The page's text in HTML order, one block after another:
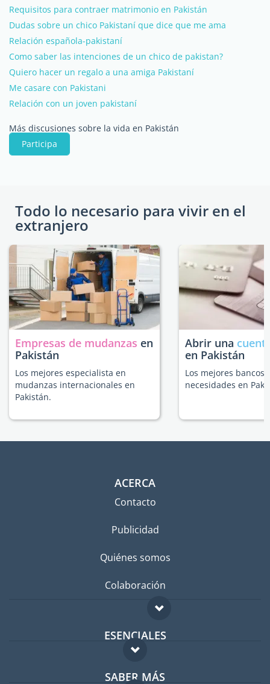
Requisitos para contraer matrimonio en Pakistán
Dudas sobre un chico Pakistaní que dice que me ama
Relación española-pakistaní
Como saber las intenciones de un chico de pakistan?
Quiero hacer un regalo a una amiga Pakistaní
Me casare con Pakistani
Relación con un joven pakistaní
Más discusiones sobre la vida en Pakistán
Participa
Todo lo necesario para vivir en el
extranjero
Empresas de mudanzas en
Pakistán
Los mejores especialista en
mudanzas internacionales en
Pakistán.
Abrir una
en Pakistán
Los mejores bancos
necesidades en
ACERCA
Contacto
Publicidad
Quiénes somos
Colaboración
ESENCIALES
Foro para expatriados
SABER MÁS